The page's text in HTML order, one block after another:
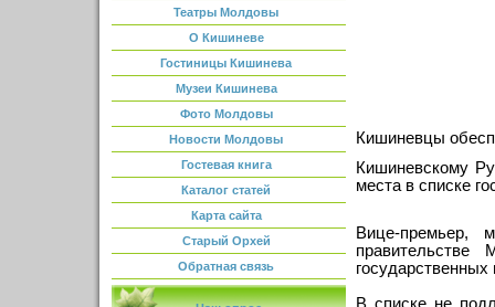
Театры Молдовы
О Кишиневе
Гостиницы Кишинева
Музеи Кишинева
Фото Молдовы
Новости Молдовы
Гостевая книга
Каталог статей
Карта сайта
Старый Орхей
Обратная связь
Кишиневцы
Кишиневскому
места в списке
Вице-премьер,
В списке не